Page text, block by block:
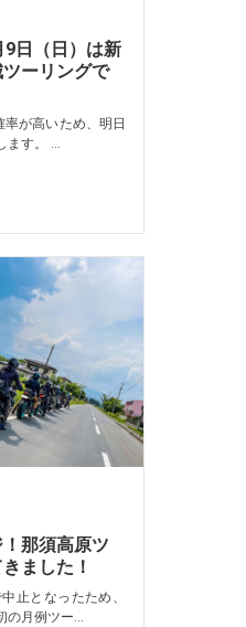
9日（日）は新
ーリングで
率が高いため、明日
ます。 ...
那須高原ツ
ました！
止となったため、
の月例ツー...